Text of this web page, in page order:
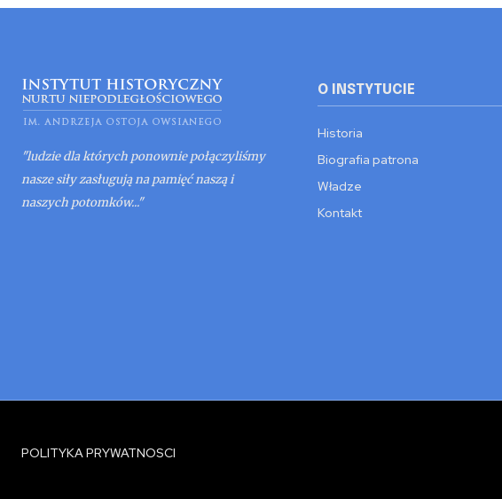
"ludzie dla których ponownie połączyliśmy
nasze siły zasługują na pamięć naszą i
naszych potomków..."
O INSTYTUCIE
Historia
Biografia patrona
Władze
Kontakt
POLITYKA PRYWATNOSCI